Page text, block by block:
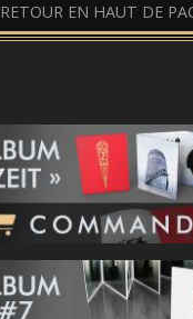
RETOUR EN HAUT DE